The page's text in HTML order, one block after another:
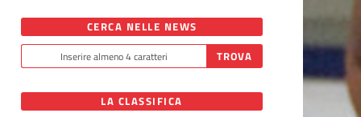
CERCA NELLE NEWS
LA CLASSIFICA